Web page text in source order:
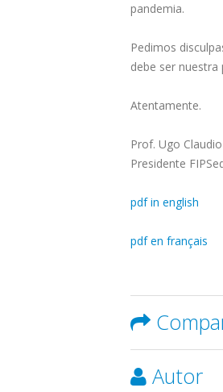
pandemia.
Pedimos
debe ser nuestra
Atentamente.
Prof. Ugo
Presidente
pdf in english
pdf en français
Autor